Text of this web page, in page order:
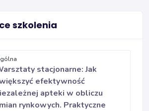
szkolenia
stacjonarne: Jak
efektywność
apteki w obliczu
rynkowych. Praktyczne